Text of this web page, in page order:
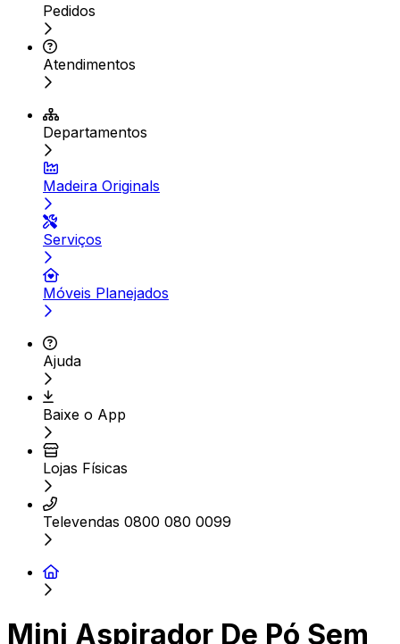
Pedidos
Atendimentos
Departamentos
Madeira Originals
Serviços
Móveis Planejados
Ajuda
Baixe o App
Lojas Físicas
Televendas 0800 080 0099
Mini Aspirador De Pó Sem